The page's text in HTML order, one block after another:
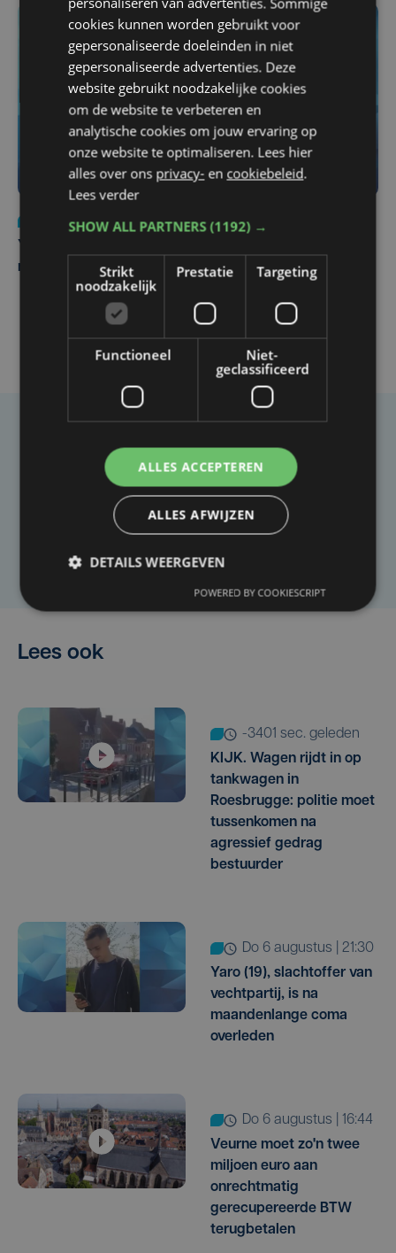
Nieuws
do 6 augustus | 21:30
Yaro (19), slachtoffer van vechtpartij, is na
maandenlange coma overleden
Heb je een taal- of schrijffout opgemerkt in dit
artikel?
Lees ook
-3401 sec. geleden
KIJK. Wagen rijdt in op
tankwagen in
Roesbrugge: politie moet
tussenkomen na
agressief gedrag
bestuurder
do 6 augustus | 21:30
Yaro (19), slachtoffer van
vechtpartij, is na
maandenlange coma
overleden
do 6 augustus | 16:44
Veurne moet zo'n twee
miljoen euro aan
onrechtmatig
gerecupereerde BTW
terugbetalen
cookies kunnen worden gebruikt voor
gepersonaliseerde doeleinden in niet
gepersonaliseerde advertenties. Deze
website gebruikt noodzakelijke cookies
om de website te verbeteren en
analytische cookies om jouw ervaring op
onze website te optimaliseren. Lees hier
alles over ons privacy- en cookiebeleid.
Lees verder
SHOW ALL PARTNERS(1192) →
Strikt
noodzakelijk
Prestatie Targeting
Functioneel
Niet-
geclassificeerd
ALLES ACCEPTEREN
ALLES AFWIJZEN
DETAILS WEERGEVEN
POWERED BY COOKIESCRIPT